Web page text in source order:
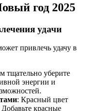
год 2025
удачи
привлечь удачу в
тщательно уберите
энергии и
: Красный цвет
красные